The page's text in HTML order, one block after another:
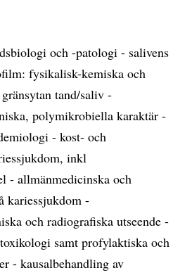
och -patologi - salivens
fysikalisk-kemiska och
tand/saliv -
polymikrobiella karaktär -
- kost- och
inkl
- allmänmedicinska och
kariessjukdom -
och radiografiska utseende -
samt profylaktiska och
- kausalbehandling av